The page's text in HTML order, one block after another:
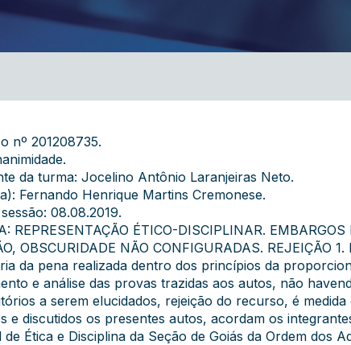
nº 201208735.
da turma: Jocelino Antônio Laranjeiras Neto.
Fernando Henrique Martins Cremonese.
08.08.2019.
REPRESENTAÇÃO ÉTICO-DISCIPLINAR.
OBSCURIDADE NÃO CONFIGURADAS. REJEIÇÃO
da pena realizada dentro dos princípios da
e análise das provas trazidas aos autos, não
a serem elucidados, rejeição do recurso, é medida
e discutidos os presentes autos, acordam os
de Ética e Disciplina da Seção de Goiás da Ordem dos